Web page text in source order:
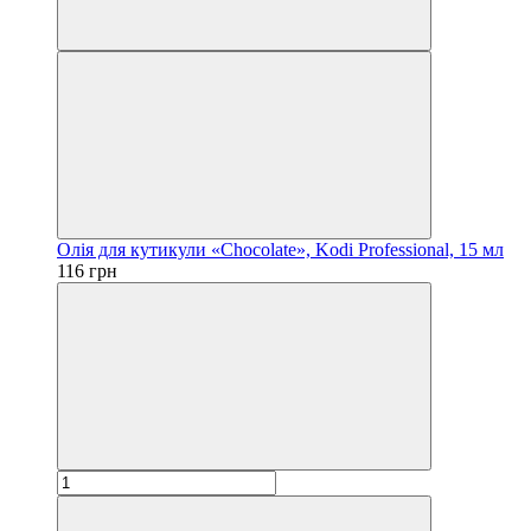
Олія для кутикули «Chocolate», Kodi Professional, 15 мл
116 грн